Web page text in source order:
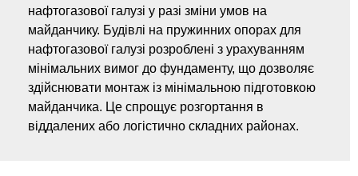
нафтогазової галузі у разі зміни умов на
майданчику. Будівлі на пружинних опорах для
нафтогазової галузі розроблені з урахуванням
мінімальних вимог до фундаменту, що дозволяє
здійснювати монтаж із мінімальною підготовкою
майданчика. Це спрощує розгортання в
віддалених або логістично складних районах.